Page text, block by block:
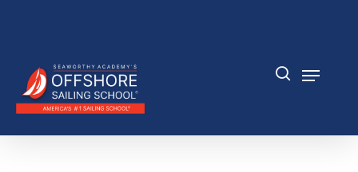
principal
menú